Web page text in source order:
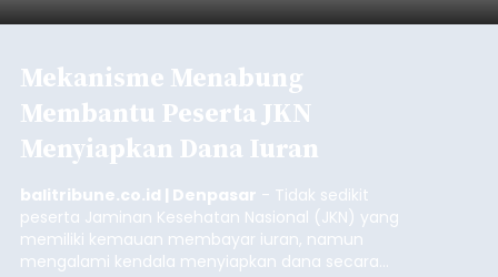
Mekanisme Menabung
Membantu Peserta JKN
Menyiapkan Dana Iuran
balitribune.co.id | Denpasar - Tidak sedikit
peserta Jaminan Kesehatan Nasional (JKN) yang
memiliki kemauan membayar iuran, namun
mengalami kendala menyiapkan dana secara